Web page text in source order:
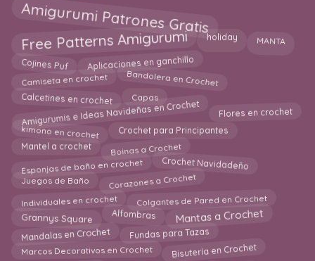
Amigurumi Patrones Gratis
Free Patterns Amigurumi holiday MANTA
Cojines Puf Aplicaciones en ganchillo
Camiseta en crochet Bandolera en Crochet
Calcetines en crochet Capas
Amigurumis e Ideas Navideñas en Crochet Flores en crochet
kimono en crochet
Crochet para Principantes
Mantel a crochet
Boinas a Crochet
Esponjas de baño en crochet Crochet Navidadeño
Juegos de Baño Corazones a Crochet
Individuales en crochet Colgantes de Pared en Crochet
Grannys Square Alfombras Mantas a Crochet
Mandalas en Crochet Fundas para Tazas
Marcos Decorativos en Crochet Bisutería en Crochet